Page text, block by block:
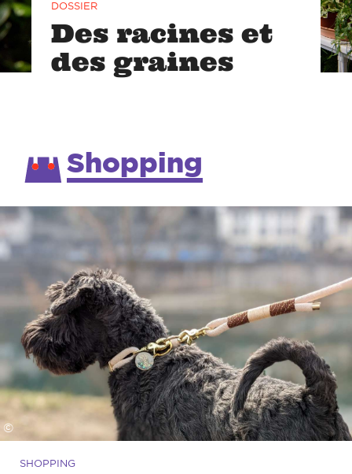
DOSSIER
Des racines et
des graines
Shopping
©
SHOPPING